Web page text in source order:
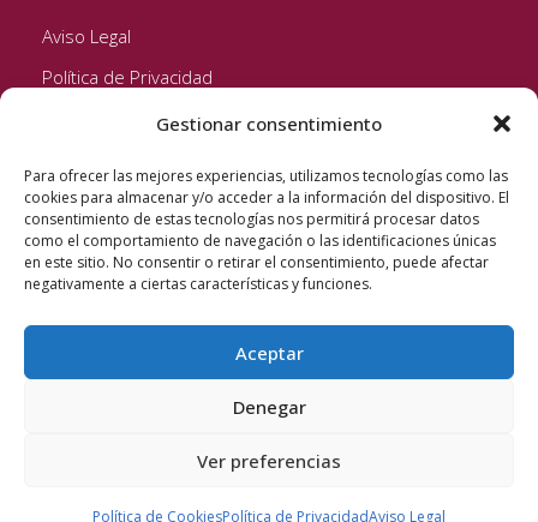
Gestionar consentimiento
Para ofrecer las mejores experiencias, utilizamos tecnologías como las
cookies para almacenar y/o acceder a la información del dispositivo. El
consentimiento de estas tecnologías nos permitirá procesar datos
como el comportamiento de navegación o las identificaciones únicas
en este sitio. No consentir o retirar el consentimiento, puede afectar
negativamente a ciertas características y funciones.
Aceptar
Denegar
Ver preferencias
Política de CookiesPolítica de PrivacidadAviso Legal
Aviso Legal
Política de Privacidad
Política de Cookies
Plazos de Conservación
Seguinos!
Quixote Concentrates S.L. 2022 © Reservados todos los